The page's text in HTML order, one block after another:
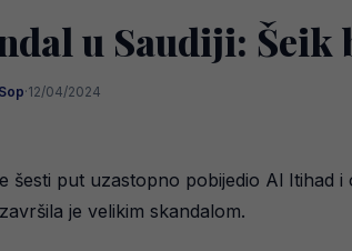
u Saudiji:
·12/04/2024
šesti put uzastopno pobijedio Al Itihad
je velikim skandalom.